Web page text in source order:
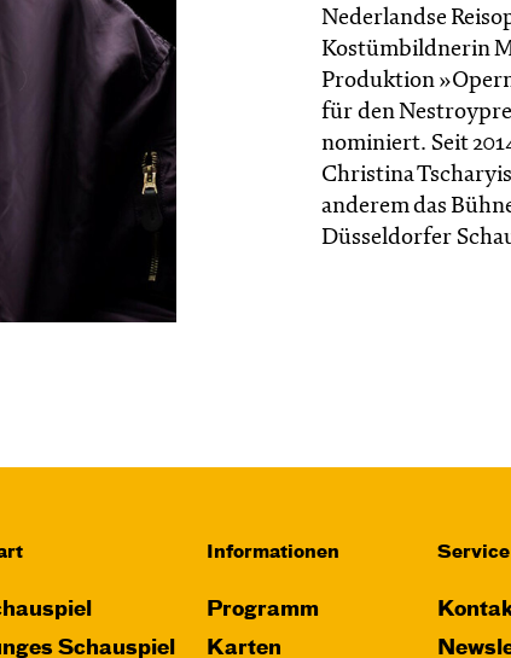
Nederlandse
Kostümbildnerin
Produktion
für den
nominiert. Seit
Christina
anderem das
Düsseldorfer
Schauspiel
Informationen
Programm
Karten
Service